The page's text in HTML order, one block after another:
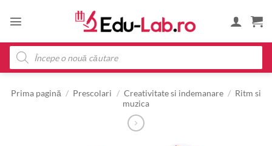
Products
search
Prima pagină / Prescolari / Creativitate si indemanare / Ritm si
muzica